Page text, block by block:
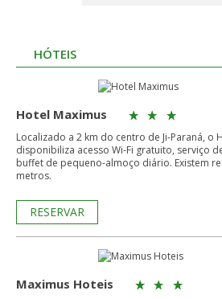
HÓTEIS
Hotel Maximus
Localizado a 2 km do centro de Ji-Paraná, o
disponibiliza acesso Wi-Fi gratuito, serviço
buffet de pequeno-almoço diário. Existem
metros.
RESERVAR
Maximus Hoteis